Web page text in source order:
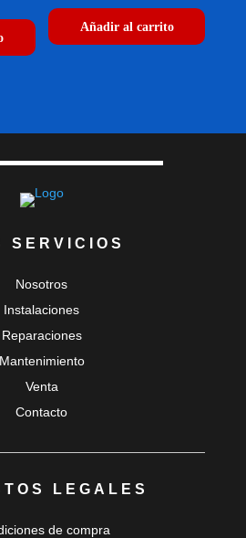
Añadir al carrito
SERVICIOS
Nosotros
Instalaciones
Reparaciones
Mantenimiento
Venta
Contacto
LEGALES
de compra